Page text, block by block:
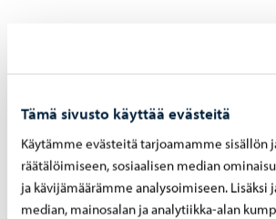
Tämä sivusto käyttää evästeitä
Käytämme evästeitä tarjoamamme sisällön
räätälöimiseen, sosiaalisen median
ja kävijämäärämme analysoimiseen. Lisäksi
median, mainosalan ja analytiikka-alan
Henkilötietoja ei luovuteta kolmansille
Henkilötietoja ei siirretä EU:n tai ETA:n
11. Tietojen käsittelijät
suojauksen periaatteet